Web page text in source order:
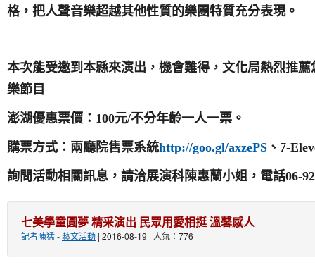
格，把人聲音樂超越其他性質的樂團特質充分表現。
本次能受邀到本縣來演出，機會難得，文化局熱烈推
樂節目
澎湖優惠票價： 100元/不分年齡一人一票。
購票方式：兩廳院售票系統http://goo.gl/axzePS 、 7-
詢問活動相關訊息，請洽展演科陳惠蘭小姐，電話06-
七美學童圓夢 精采演出 民眾用愛相挺 溫馨感人
記者陳猛-藝文活動 | 2016-08-19 | 人氣：776